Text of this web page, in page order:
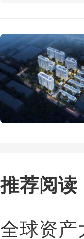
“评估之
我签了
工。”徐
我心怀
就退费了
推荐阅读
全球资产